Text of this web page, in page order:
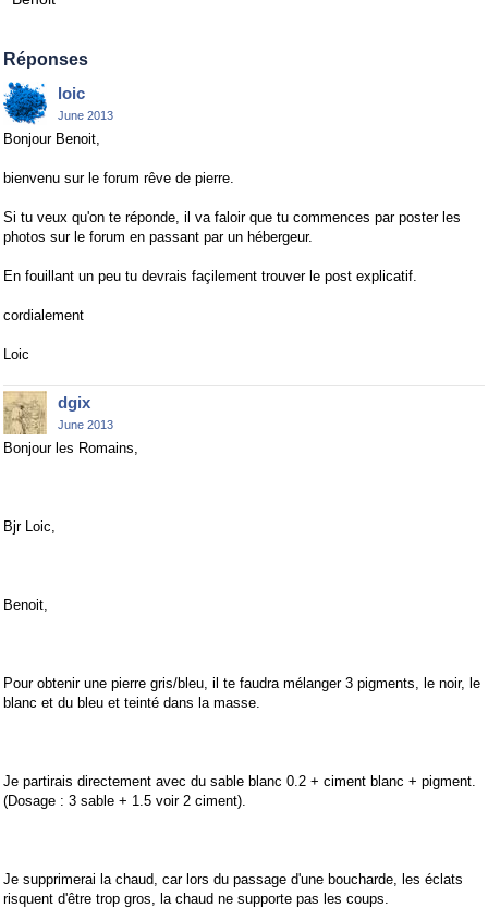
Réponses
loic
June 2013
Bonjour Benoit,
bienvenu sur le forum rêve de pierre.
Si tu veux qu'on te réponde, il va faloir que tu commences par poster les
photos sur le forum en passant par un hébergeur.
En fouillant un peu tu devrais façilement trouver le post explicatif.
cordialement
Loic
dgix
June 2013
Bonjour les Romains,
Bjr Loic,
Benoit,
Pour obtenir une pierre gris/bleu, il te faudra mélanger 3 pigments, le noir, le
blanc et du bleu et teinté dans la masse.
Je partirais directement avec du sable blanc 0.2 + ciment blanc + pigment.
(Dosage : 3 sable + 1.5 voir 2 ciment).
Je supprimerai la chaud, car lors du passage d'une boucharde, les éclats
risquent d'être trop gros, la chaud ne supporte pas les coups.